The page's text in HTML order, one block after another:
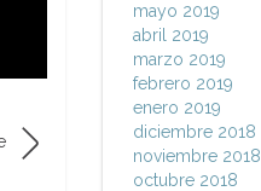
mayo 2019
abril 2019
marzo 2019
febrero 2019
enero 2019
diciembre 2018
noviembre 2018
octubre 2018